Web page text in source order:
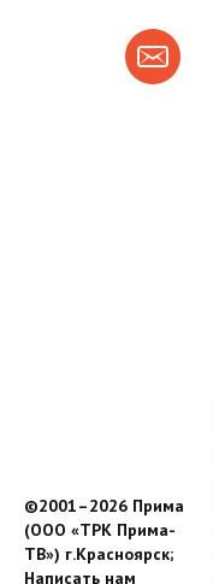
©2001–2026 Прима
(ООО «ТРК Прима-
ТВ») г.Красноярск;
Написать нам